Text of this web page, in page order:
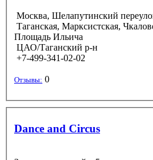
Москва, Шелапутинский
Таганская, Марксистская,
Площадь Ильича
ЦАО/Таганский р-н
+7-499-341-02-02
Отзывы: 0
Dance and Circus